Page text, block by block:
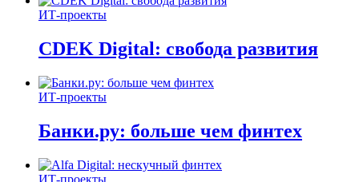
ИТ-проекты
CDEK Digital: свобода развития
ИТ-проекты
Банки.ру: больше чем финтех
ИТ-проекты